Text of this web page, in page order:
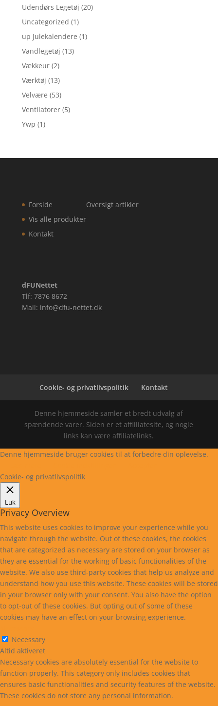
Udendørs Legetøj (20)
Uncategorized (1)
up Julekalendere (1)
Vandlegetøj (13)
Vækkeur (2)
Værktøj (13)
Velvære (53)
Ventilatorer (5)
Ywp (1)
Forside
Vis alle produkter
Kontakt
Oversigt artikler
dFUNettet
Tlf: 7876 8672
Mail: info@dfu-nettet.dk
Cookie- og privatlivspolitik Kontakt
Denne hjemmeside samler et bredt udvalg af
spændende varer. Siden er et affiiliatesite, og nogle
links kan være affiliatelinks.
Denne hjemmeside bruger cookies til at forbedre din oplevelse.
Cookie- og privatlivspolitik
Luk
Privacy Overview
This website uses cookies to improve your experience while you
navigate through the website. Out of these cookies, the cookies
that are categorized as necessary are stored on your browser as
they are essential for the working of basic functionalities of the
website. We also use third-party cookies that help us analyze and
understand how you use this website. These cookies will be stored
in your browser only with your consent. You also have the option
to opt-out of these cookies. But opting out of some of these
cookies may have an effect on your browsing experience.
Necessary
Altid aktiveret
Necessary cookies are absolutely essential for the website to
function properly. This category only includes cookies that
ensures basic functionalities and security features of the website.
These cookies do not store any personal information.